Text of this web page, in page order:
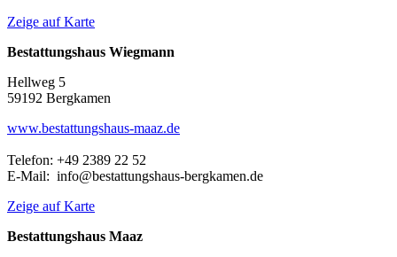
Zeige auf Karte
Bestattungshaus Wiegmann
Hellweg 5
59192 Bergkamen
www.bestattungshaus-maaz.de
Telefon: +49 2389 22 52
E-Mail: info@bestattungshaus-bergkamen.de
Zeige auf Karte
Bestattungshaus Maaz